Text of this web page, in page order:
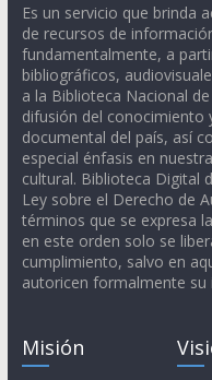
Es un servicio que brinda
de recursos de
fundamentalmente, a
bibliográficos,
a la Biblioteca Nacional
difusión del conocimiento
documental del país, así
especial énfasis en
cultural. Biblioteca Digital
Ley sobre el Derecho de
términos que se expresa
en este orden solo se
cumplimiento, salvo en
autoricen formalmente
Misión